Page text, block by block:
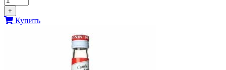
+
Купить